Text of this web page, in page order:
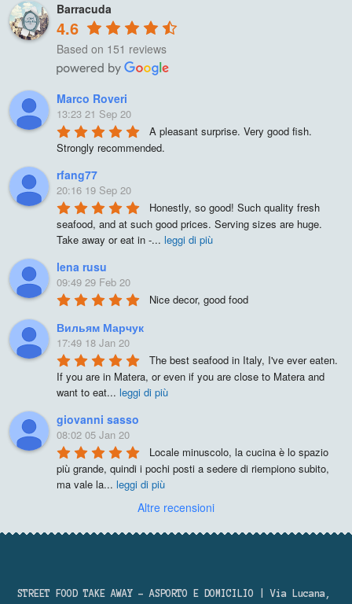
Barracuda
4.6
Based on 151 reviews
Marco Roveri
13:23 21 Sep 20
A pleasant surprise. Very good fish.
Strongly recommended.
rfang77
20:16 19 Sep 20
Honestly, so good! Such quality fresh
seafood, and at such good prices. Serving sizes are huge.
Take away or eat in -... leggi di più
lena rusu
09:49 29 Feb 20
Nice decor, good food
Вильям Марчук
17:49 18 Jan 20
The best seafood in Italy, I've ever eaten.
If you are in Matera, or even if you are close to Matera and
want to eat... leggi di più
giovanni sasso
08:02 05 Jan 20
Locale minuscolo, la cucina è lo spazio
più grande, quindi i pochi posti a sedere di riempiono subito,
ma vale la... leggi di più
Altre recensioni
STREET FOOD TAKE AWAY – ASPORTO E DOMICILIO | Via Lucana,